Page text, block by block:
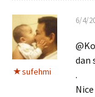
sufehmi
6/4/
dan
.